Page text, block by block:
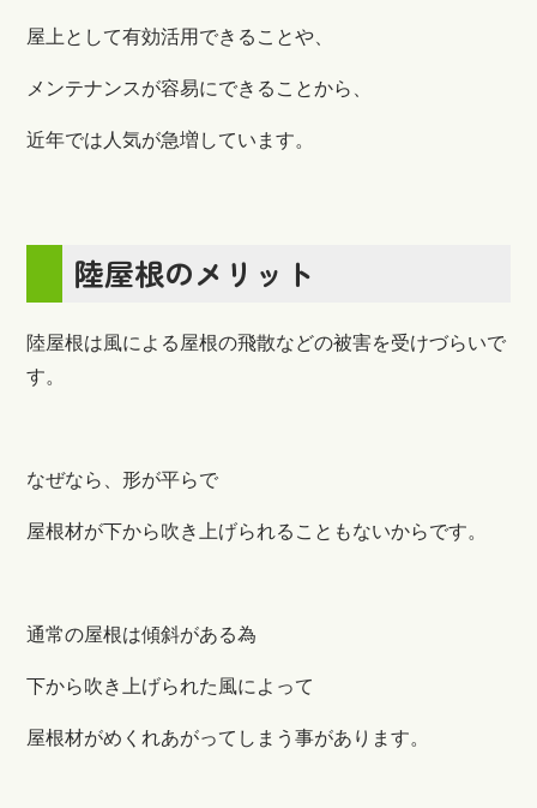
屋上として有効活用できることや、
メンテナンスが容易にできることから、
近年では人気が急増しています。
陸屋根のメリット
陸屋根は風による屋根の飛散などの被害を受けづらいで
す。
なぜなら、形が平らで
屋根材が下から吹き上げられることもないからです。
通常の屋根は傾斜がある為
下から吹き上げられた風によって
屋根材がめくれあがってしまう事があります。